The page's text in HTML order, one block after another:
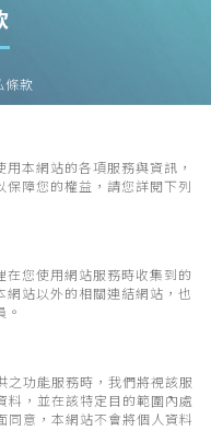
條款
本網站的各項服務與資訊，
障您的權益，請您詳閱下列
在您使用網站服務時收集到的
站以外的相關連結網站，也
。
之功能服務時，我們將視該服
料，並在該特定目的範圍內處
同意，本網站不會將個人資料